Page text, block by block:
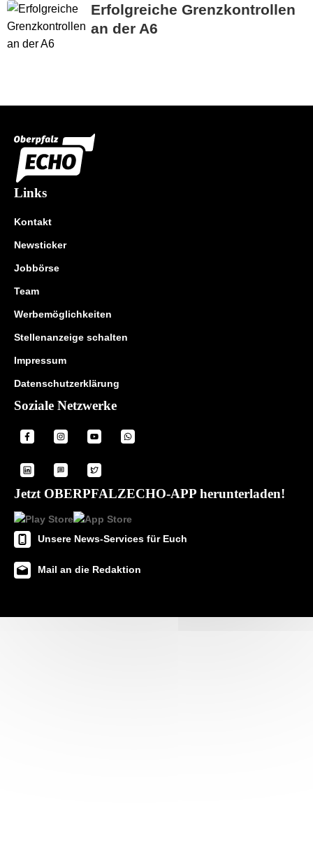
Erfolgreiche Grenzkontrollen
an der A6
Links
Kontakt
Newsticker
Jobbörse
Team
Werbemöglichkeiten
Stellenanzeige schalten
Impressum
Datenschutzerklärung
Soziale Netzwerke
Jetzt OBERPFALZECHO-APP herunterladen!
Unsere News-Services für Euch
Mail an die Redaktion